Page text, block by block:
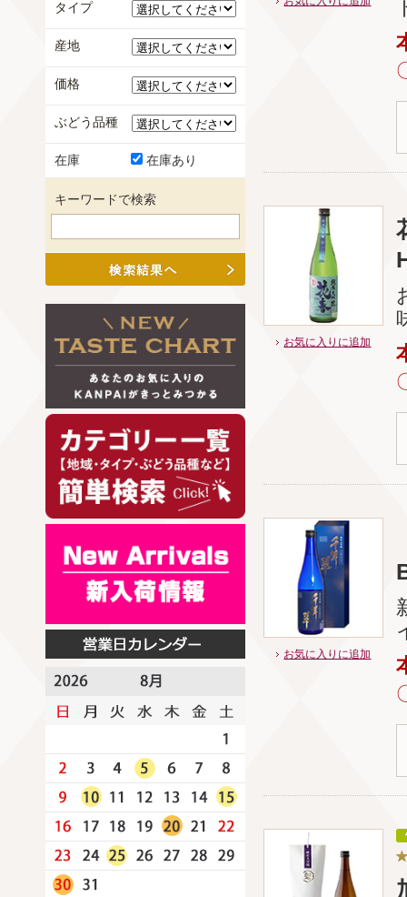
お気に入りに追加
お気に入りに追加
タイプ
産地
価格
ぶどう品種
在庫 在庫あり
キーワードで検索